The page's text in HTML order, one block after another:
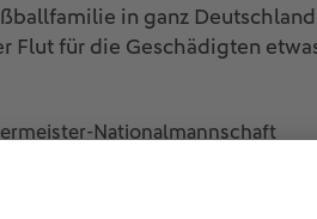
in ganz
Flut für die Geschädigten
Nationalmannschaft
vs. LOTTO-Elf
vs. DFB-All-Stars